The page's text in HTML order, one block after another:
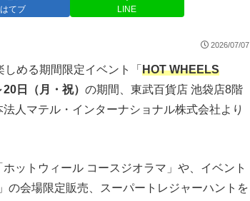
はてブ LINE
2026/07/07
める期間限定イベント「 HOT WHEELS
日（月・祝） の期間、東武百貨店 池袋店8階
人マテル・インターナショナル株式会社より
ットウィール コースジオラマ」や、イベント
の会場限定販売、スーパートレジャーハントを